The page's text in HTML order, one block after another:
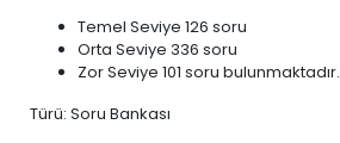
Temel Seviye 126 soru
Orta Seviye 336 soru
Zor Seviye 101 soru bulunmaktadır.
Türü: Soru Bankası